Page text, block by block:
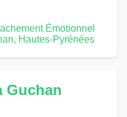
Émotionnel
Hautes-Pyrénées
Guchan